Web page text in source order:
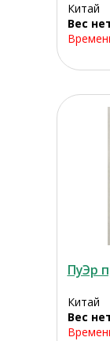
Китай
Вес
ПуЭр
Китай
Вес